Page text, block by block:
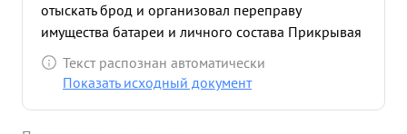
отыскать брод и организовал переправу
имущества батареи и личного состава Прикрывая
переправу тов. Смирнов не считаясь с жизнью под
обстрелом противника переправил оставшиеся в
Текст распознан автоматически
Показать исходный документ